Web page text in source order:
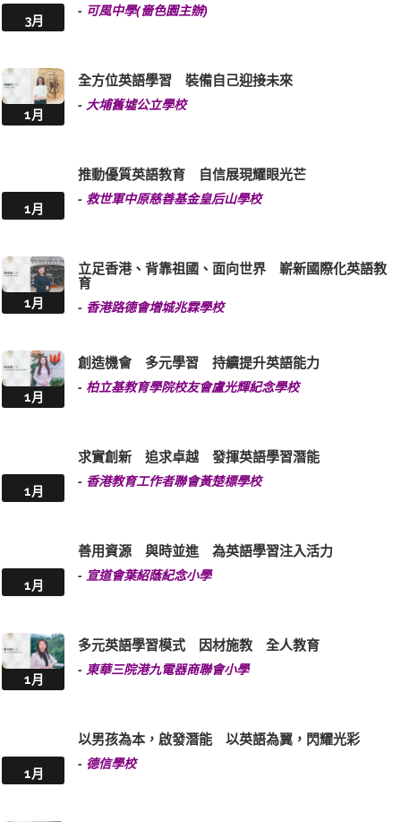
3月
- 可風中學(嗇色園主辦)
1月
全方位英語學習 裝備自己迎接未來
- 大埔舊墟公立學校
1月
推動優質英語教育 自信展現耀眼光芒
- 救世軍中原慈善基金皇后山學校
1月
立足香港、背靠祖國、面向世界 嶄新國際化英語教
育
- 香港路德會增城兆霖學校
1月
創造機會 多元學習 持續提升英語能力
- 柏立基教育學院校友會盧光輝紀念學校
1月
求實創新 追求卓越 發揮英語學習潛能
- 香港教育工作者聯會黃楚標學校
1月
善用資源 與時並進 為英語學習注入活力
- 宣道會葉紹蔭紀念小學
1月
多元英語學習模式 因材施教 全人教育
- 東華三院港九電器商聯會小學
1月
以男孩為本，啟發潛能 以英語為翼，閃耀光彩
- 德信學校